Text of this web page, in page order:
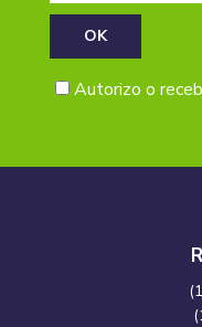
Autorizo o